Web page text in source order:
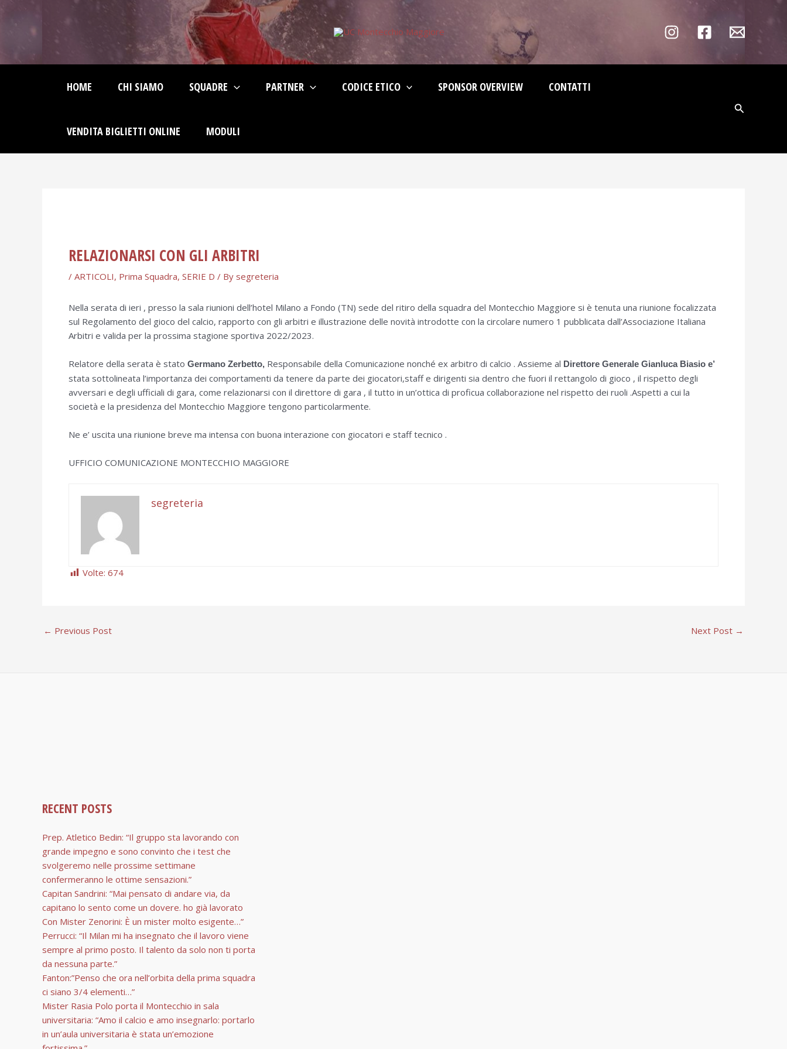
HOME CHI SIAMO SQUADRE PARTNER CODICE ETICO SPONSOR OVERVIEW CONTATTI
VENDITA BIGLIETTI ONLINE MODULI
RELAZIONARSI CON GLI ARBITRI
/ ARTICOLI, Prima Squadra, SERIE D / By segreteria
Nella serata di ieri , presso la sala riunioni dell’hotel Milano a Fondo (TN) sede del ritiro della squadra del Montecchio Maggiore si è tenuta una riunione focalizzata
sul Regolamento del gioco del calcio, rapporto con gli arbitri e illustrazione delle novità introdotte con la circolare numero 1 pubblicata dall’Associazione Italiana
Arbitri e valida per la prossima stagione sportiva 2022/2023.
Relatore della serata è stato Germano Zerbetto, Responsabile della Comunicazione nonché ex arbitro di calcio . Assieme al Direttore Generale Gianluca Biasio e’
stata sottolineata l’importanza dei comportamenti da tenere da parte dei giocatori,staff e dirigenti sia dentro che fuori il rettangolo di gioco , il rispetto degli
avversari e degli ufficiali di gara, come relazionarsi con il direttore di gara , il tutto in un’ottica di proficua collaborazione nel rispetto dei ruoli .Aspetti a cui la
società e la presidenza del Montecchio Maggiore tengono particolarmente.
Ne e’ uscita una riunione breve ma intensa con buona interazione con giocatori e staff tecnico .
UFFICIO COMUNICAZIONE MONTECCHIO MAGGIORE
segreteria
Volte: 674
← Previous Post Next Post →
RECENT POSTS
Prep. Atletico Bedin: “Il gruppo sta lavorando con
grande impegno e sono convinto che i test che
svolgeremo nelle prossime settimane
confermeranno le ottime sensazioni.”
Capitan Sandrini: “Mai pensato di andare via, da
capitano lo sento come un dovere. ho già lavorato
Con Mister Zenorini: È un mister molto esigente…”
Perrucci: “Il Milan mi ha insegnato che il lavoro viene
sempre al primo posto. Il talento da solo non ti porta
da nessuna parte.”
Fanton:”Penso che ora nell’orbita della prima squadra
ci siano 3/4 elementi…”
Mister Rasia Polo porta il Montecchio in sala
universitaria: “Amo il calcio e amo insegnarlo: portarlo
in un’aula universitaria è stata un’emozione